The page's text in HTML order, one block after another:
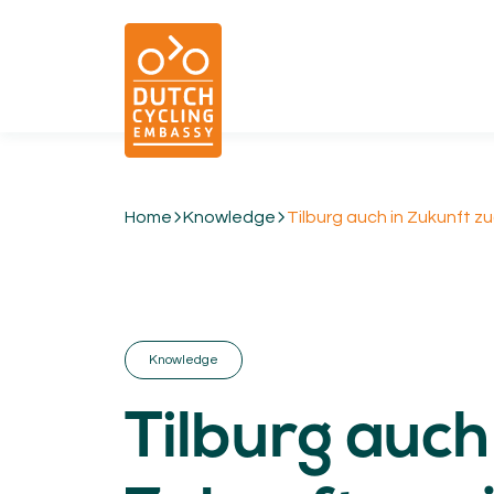
Cycling & Strategies
Cycling & Intermodality
Cycling & Behaviour
04.
Home Knowledge Tilburg auch in Zukunft
Knowledge
Tilburg